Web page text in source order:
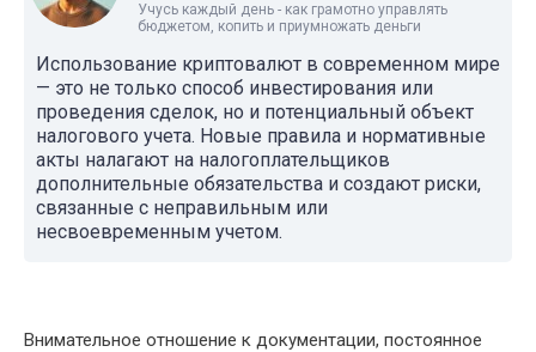
Учусь каждый день - как грамотно управлять
бюджетом, копить и приумножать деньги
Использование криптовалют в современном мире
— это не только способ инвестирования или
проведения сделок, но и потенциальный объект
налогового учета. Новые правила и нормативные
акты налагают на налогоплательщиков
дополнительные обязательства и создают риски,
связанные с неправильным или
несвоевременным учетом.
Внимательное отношение к документации, постоянное